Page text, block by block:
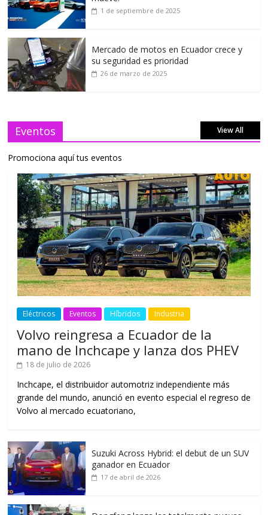
1 de septiembre de 2025
Mercado de motos en Ecuador crece y
su seguridad es prioridad
26 de marzo de 2025
Eventos View All
Promociona aquí tus eventos
Eléctricos Eventos Híbridos Industria
Volvo reingresa a Ecuador de la
mano de Inchcape y lanza dos PHEV
18 de julio de 2026
Inchcape, el distribuidor automotriz independiente más
grande del mundo, anunció en evento especial el regreso de
Volvo al mercado ecuatoriano,
Suzuki Across Hybrid: el debut de un SUV
ganador en Ecuador
17 de abril de 2026